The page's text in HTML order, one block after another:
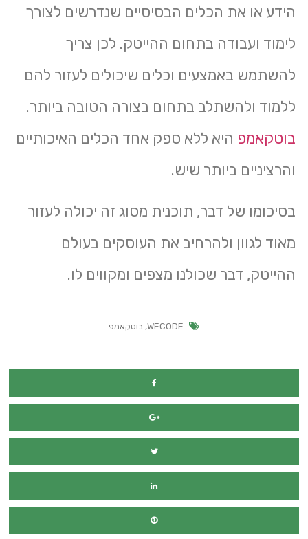
הידע או את הכלים הבסיסיים שנדרשים לצורך
לימוד ועבודה בתחום ההייטק. לכן צריך
להשתמש באמצעים וכלים שיכולים לעזור להם
ללמוד ולהשתלב בתחום בצורה הטובה ביותר.
בוטקאמפהיא ללא ספק אחד הכלים האיכותיים
והרציניים ביותר שיש.
בסיכומו של דבר, תוכנית מסוג זה יכולה לעזור
מאוד לגוון ולהרחיב את העוסקים בעולם
ההייטק, דבר שכולנו מצפים ומקווים לו.
WECODE
,בוטקאמפ